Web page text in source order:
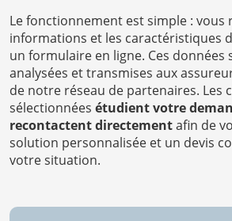
Le fonctionnement est simple : vous
informations et les caractéristiques
un formulaire en ligne. Ces données
analysées et transmises aux
de notre réseau de partenaires. Les
sélectionnées étudient votre
recontactent directementafin de
solution personnalisée et un devis
votre situation.